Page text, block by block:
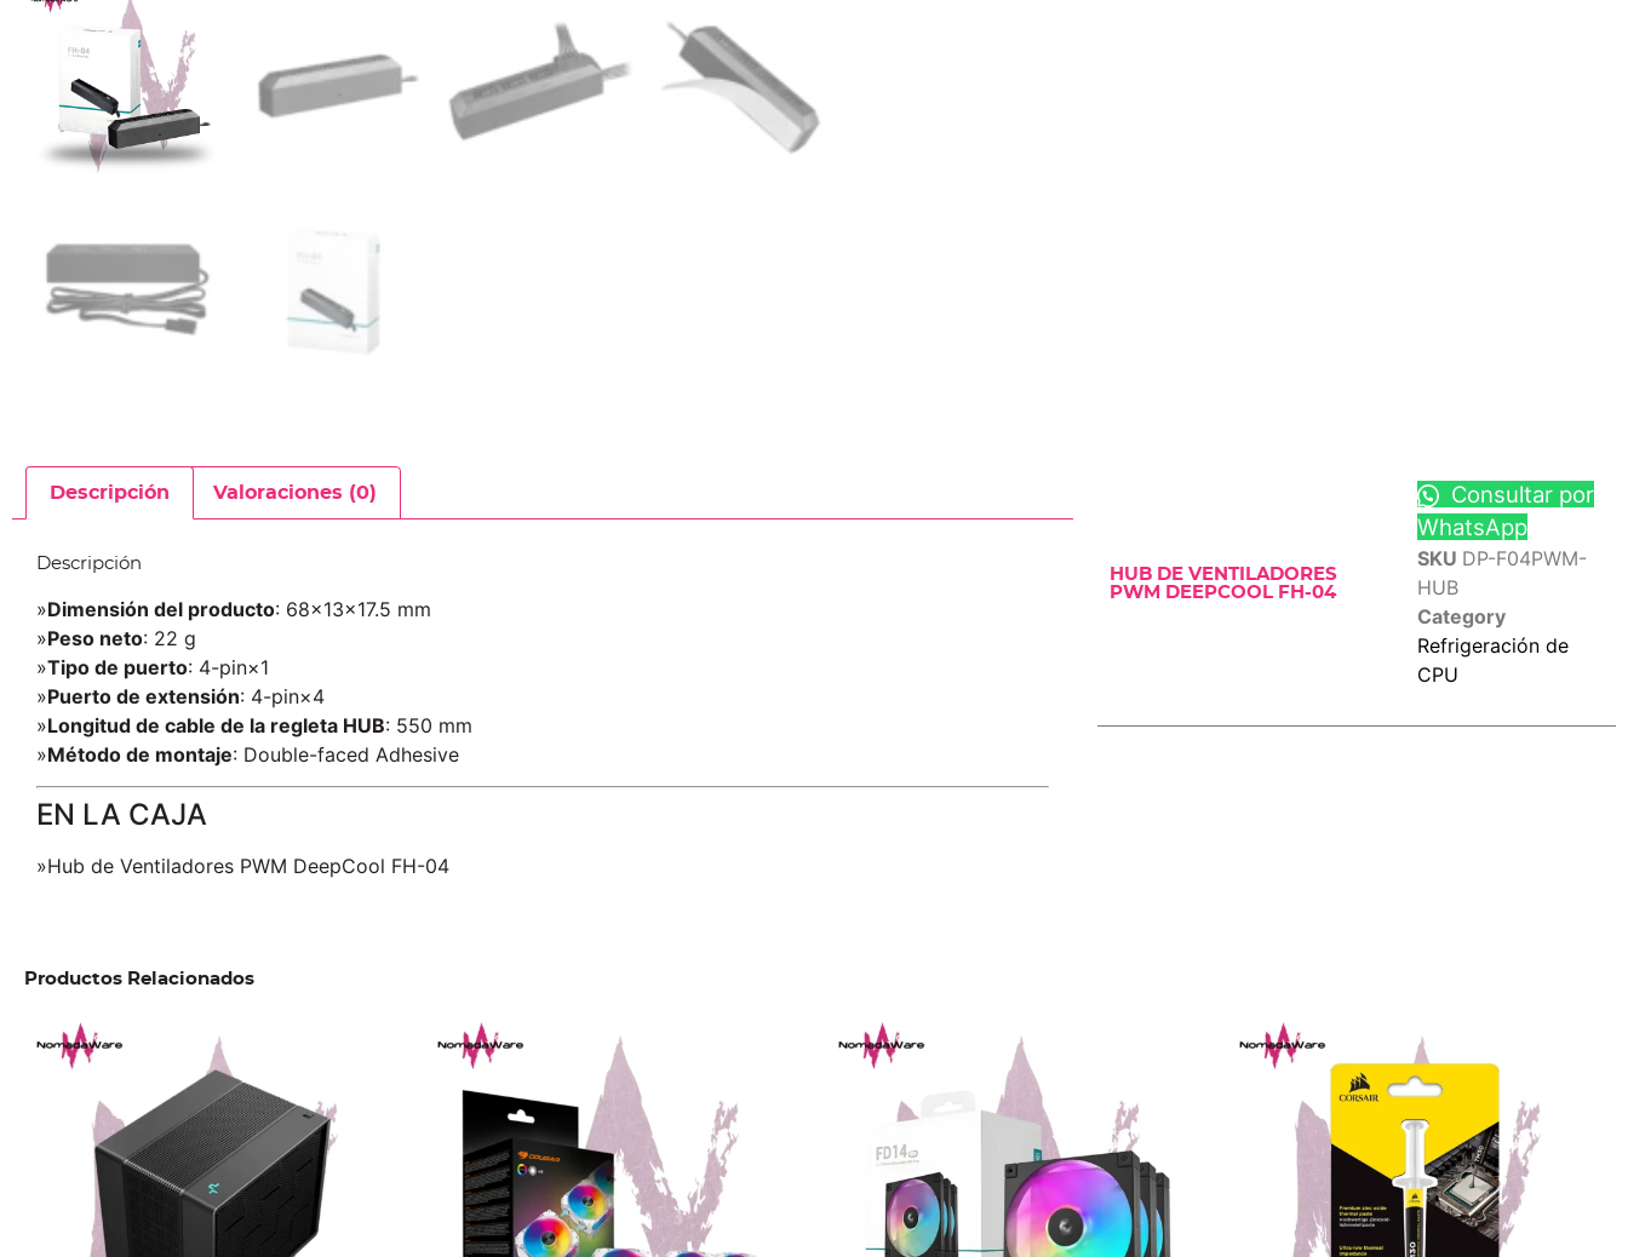
Descripción Valoraciones (0)
Descripción
»Dimensión del producto: 68×13×17.5 mm
»Peso neto: 22 g
»Tipo de puerto: 4-pin×1
»Puerto de extensión: 4-pin×4
»Longitud de cable de la regleta HUB: 550 mm
»Método de montaje: Double-faced Adhesive
EN LA CAJA
»Hub de Ventiladores PWM DeepCool FH-04
HUB DE VENTILADORES
PWM DEEPCOOL FH-04
Consultar por
WhatsApp
SKU DP-F04PWM-
HUB
Category
Refrigeración de
CPU
Productos Relacionados